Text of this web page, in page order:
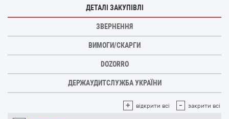
ДЕТАЛІ ЗАКУПІВЛІ
ЗВЕРНЕННЯ
ВИМОГИ/СКАРГИ
DOZORRO
ДЕРЖАУДИТСЛУЖБА УКРАЇНИ
+ відкрити всі - закрити всі